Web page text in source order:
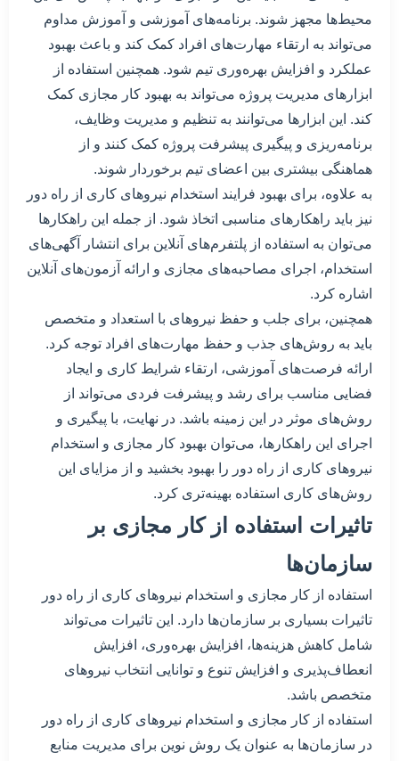
محیط‌ها مجهز شوند. برنامه‌های آموزشی و آموزش مداوم
می‌تواند به ارتقاء مهارت‌های افراد کمک کند و باعث بهبود
عملکرد و افزایش بهره‌وری تیم شود. همچنین استفاده از
ابزارهای مدیریت پروژه می‌تواند به بهبود کار مجازی کمک
کند. این ابزارها می‌توانند به تنظیم و مدیریت وظایف،
برنامه‌ریزی و پیگیری پیشرفت پروژه کمک کنند و از
هماهنگی بیشتری بین اعضای تیم برخوردار شوند.
به علاوه، برای بهبود فرایند استخدام نیروهای کاری از راه دور
نیز باید راهکارهای مناسبی اتخاذ شود. از جمله این راهکارها
می‌توان به استفاده از پلتفرم‌های آنلاین برای انتشار آگهی‌های
استخدام، اجرای مصاحبه‌های مجازی و ارائه آزمون‌های آنلاین
اشاره کرد.
همچنین، برای جلب و حفظ نیروهای با استعداد و متخصص
باید به روش‌های جذب و حفظ مهارت‌های افراد توجه کرد.
ارائه فرصت‌های آموزشی، ارتقاء شرایط کاری و ایجاد
فضایی مناسب برای رشد و پیشرفت فردی می‌تواند از
روش‌های موثر در این زمینه باشد. در نهایت، با پیگیری و
اجرای این راهکارها، می‌توان بهبود کار مجازی و استخدام
نیروهای کاری از راه دور را بهبود بخشید و از مزایای این
روش‌های کاری استفاده بهینه‌تری کرد.
تاثیرات استفاده از کار مجازی بر
سازمان‌ها
استفاده از کار مجازی و استخدام نیروهای کاری از راه دور
تاثیرات بسیاری بر سازمان‌ها دارد. این تاثیرات می‌تواند
شامل کاهش هزینه‌ها، افزایش بهره‌وری، افزایش
انعطاف‌پذیری و افزایش تنوع و توانایی انتخاب نیروهای
متخصص باشد.
استفاده از کار مجازی و استخدام نیروهای کاری از راه دور
در سازمان‌ها به عنوان یک روش نوین برای مدیریت منابع